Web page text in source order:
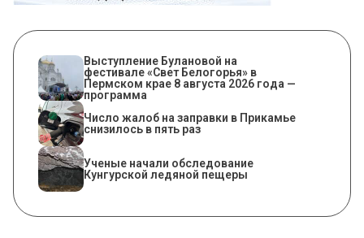
Выступление Булановой на
фестивале «Свет Белогорья» в
Пермском крае 8 августа 2026 года —
программа
Число жалоб на заправки в Прикамье
снизилось в пять раз
Ученые начали обследование
Кунгурской ледяной пещеры